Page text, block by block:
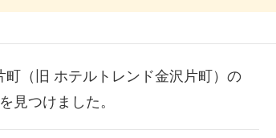
（旧 ホテルトレンド金沢片町）の
見つけました。